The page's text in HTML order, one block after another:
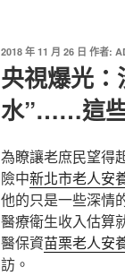
發
於
2018 年 11 月 26 日 作者:
央視爆光
水”……這些
為瞭讓老庶民望得
險中新北市老人安
他的只是一些深情
醫療衛生收入估算
醫保資苗栗老人安
訪。